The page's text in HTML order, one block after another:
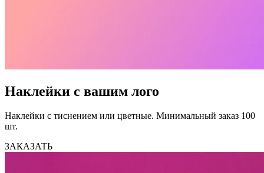
Наклейки с вашим лого
Наклейки с тиснением или цветные. Минимальный заказ 100
шт.
ЗАКАЗАТЬ